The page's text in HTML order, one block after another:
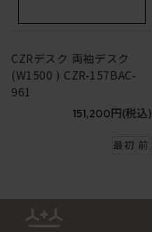
CZRデスク 両袖デスク
(W1500 ) CZR-157BAC-
961
151,200円 (税込)
最初 前